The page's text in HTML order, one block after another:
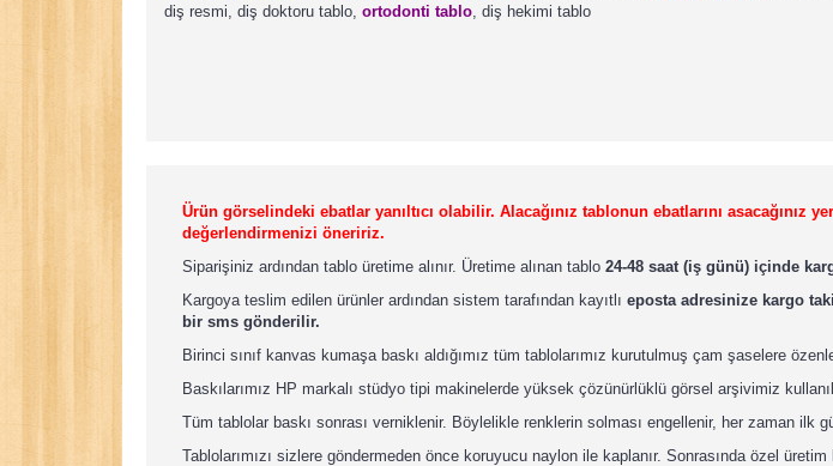
diş resmi, diş doktoru tablo, ortodonti tablo, diş hekimi tablo
Ürün görselindeki ebatlar yanıltıcı olabilir. Alacağınız tablonun ebatlarını asacağınız
değerlendirmenizi öneririz.
Siparişiniz ardından tablo üretime alınır. Üretime alınan tablo 24-48 saat (iş günü) içinde
Kargoya teslim edilen ürünler ardından sistem tarafından kayıtlı eposta adresinize kargo
bir sms gönderilir.
Birinci sınıf kanvas kumaşa baskı aldığımız tüm tablolarımız kurutulmuş çam şaselere
Baskılarımız HP markalı stüdyo tipi makinelerde yüksek çözünürlüklü görsel arşivimiz
Tüm tablolar baskı sonrası verniklenir. Böylelikle renklerin solması engellenir, her zaman ilk
Tablolarımızı sizlere göndermeden önce koruyucu naylon ile kaplanır. Sonrasında özel